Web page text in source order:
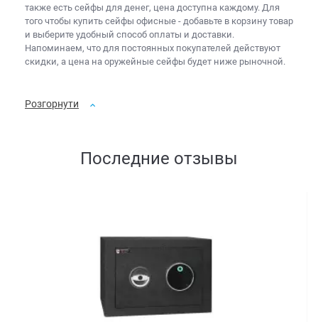
также есть сейфы для денег, цена доступна каждому. Для
того чтобы купить сейфы офисные - добавьте в корзину товар
и выберите удобный способ оплаты и доставки.
Напоминаем, что для постоянных покупателей действуют
скидки, а цена на оружейные сейфы будет ниже рыночной.
Розгорнути
Последние отзывы